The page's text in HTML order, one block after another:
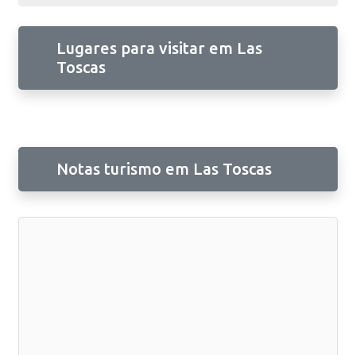
Lugares para visitar em Las
Toscas
Notas turismo em Las Toscas